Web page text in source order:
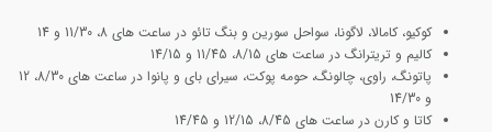
کوکیو، کامالا، لاگونا، سواحل سورین و بنگ تائو در ساعت های 8، 11/30 و 14
کالیم و تریترانگ در ساعت های 8/15، 11/45 و 14/15
پاتونگ، راوی، چالونگ، حومه پوکت، سیرای بای و پانوا در ساعت های 8/30، 12
و 14/30
کاتا و کارن در ساعت های 8/45، 12/15 و 14/45